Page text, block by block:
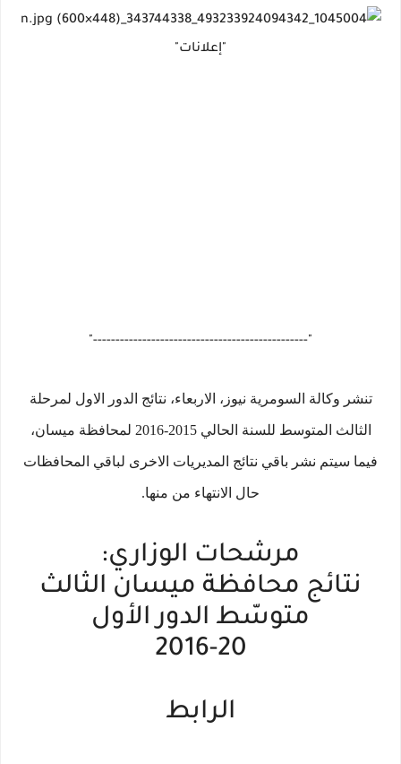
"إعلانات"
"------------------------------------------------"
تنشر وكالة السومرية نيوز، الاربعاء، نتائج الدور الاول لمرحلة
الثالث المتوسط للسنة الحالي 2015-2016 لمحافظة ميسان،
فيما سيتم نشر باقي نتائج المديريات الاخرى لباقي المحافظات
حال الانتهاء من منها.
مرشحات الوزاري:
نتائج محافظة ميسان الثالث
متوسّط الدور الأول
2016-20
الرابط